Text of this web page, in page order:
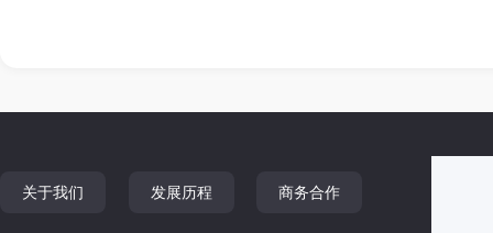
关于我们 发展历程 商务合作